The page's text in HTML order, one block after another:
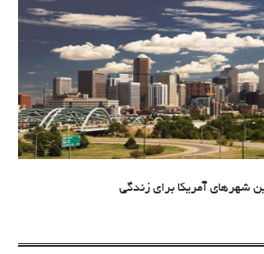
شهرهای آمریکا برای زندگی